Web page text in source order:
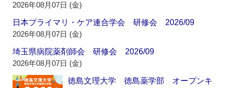
2026年08月07日 (金)
日本プライマリ・ケア連合学会 研修会 2026/09
2026年08月07日 (金)
埼玉県病院薬剤師会 研修会 2026/09
2026年08月07日 (金)
徳島文理大学 徳島薬学部 オープンキ